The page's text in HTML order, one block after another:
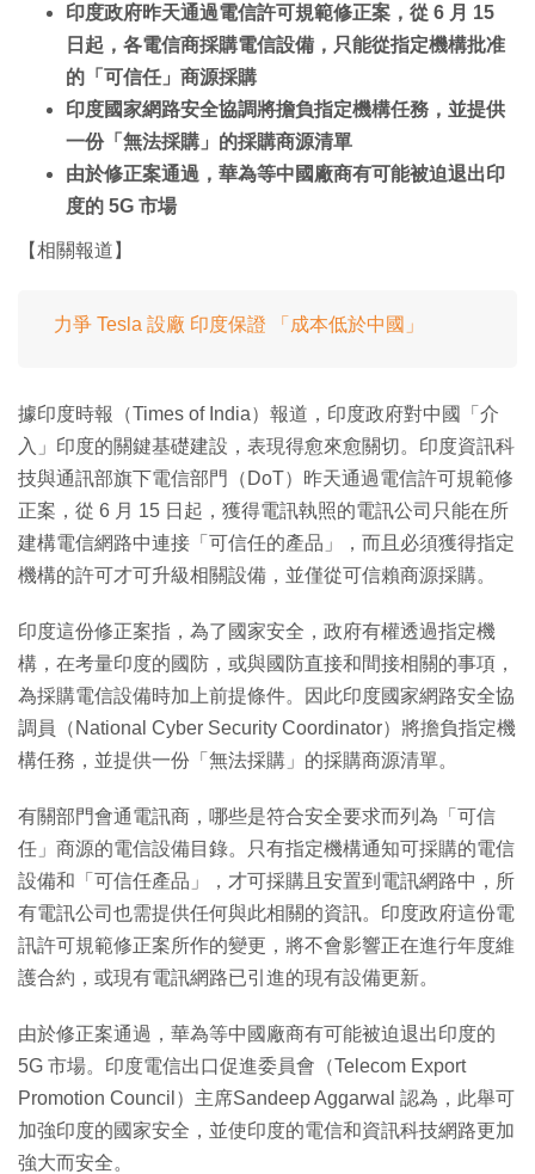
印度政府昨天通過電信許可規範修正案，從 6 月 15
日起，各電信商採購電信設備，只能從指定機構批准
的「可信任」商源採購
印度國家網路安全協調將擔負指定機構任務，並提供
一份「無法採購」的採購商源清單
由於修正案通過，華為等中國廠商有可能被迫退出印
度的 5G 市場
【相關報道】
力爭 Tesla 設廠 印度保證 「成本低於中國」
據印度時報（Times of India）報道，印度政府對中國「介
入」印度的關鍵基礎建設，表現得愈來愈關切。印度資訊科
技與通訊部旗下電信部門（DoT）昨天通過電信許可規範修
正案，從 6 月 15 日起，獲得電訊執照的電訊公司只能在所
建構電信網路中連接「可信任的產品」，而且必須獲得指定
機構的許可才可升級相關設備，並僅從可信賴商源採購。
印度這份修正案指，為了國家安全，政府有權透過指定機
構，在考量印度的國防，或與國防直接和間接相關的事項，
為採購電信設備時加上前提條件。因此印度國家網路安全協
調員（National Cyber Security Coordinator）將擔負指定機
構任務，並提供一份「無法採購」的採購商源清單。
有關部門會通電訊商，哪些是符合安全要求而列為「可信
任」商源的電信設備目錄。只有指定機構通知可採購的電信
設備和「可信任產品」，才可採購且安置到電訊網路中，所
有電訊公司也需提供任何與此相關的資訊。印度政府這份電
訊許可規範修正案所作的變更，將不會影響正在進行年度維
護合約，或現有電訊網路已引進的現有設備更新。
由於修正案通過，華為等中國廠商有可能被迫退出印度的
5G 市場。印度電信出口促進委員會（Telecom Export
Promotion Council）主席Sandeep Aggarwal 認為，此舉可
加強印度的國家安全，並使印度的電信和資訊科技網路更加
強大而安全。